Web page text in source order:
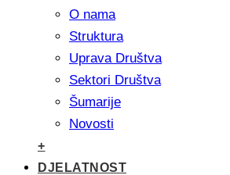
O nama
Struktura
Uprava Društva
Sektori Društva
Šumarije
Novosti
+
DJELATNOST